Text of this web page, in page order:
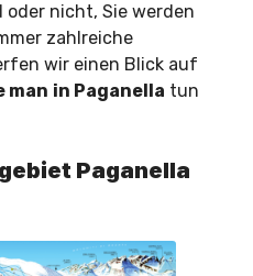
oder nicht, Sie werden
zahlreiche
wir einen Blick auf
man in Paganella tun
Paganella